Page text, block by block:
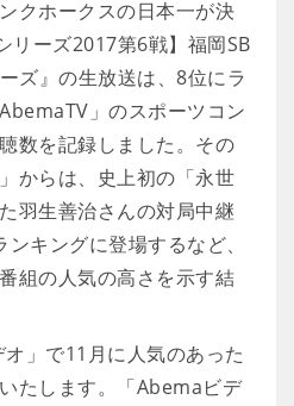
クホークスの日本一が決
リーズ2017第6戦】福岡SB
ズ』の生放送は、8位にラ
」のスポーツコン
数を記録しました。その
からは、史上初の「永世
羽生善治さんの対局中継
キングに登場するなど、
組の人気の高さを示す結
」で11月に人気のあった
たします。「Abemaビデ